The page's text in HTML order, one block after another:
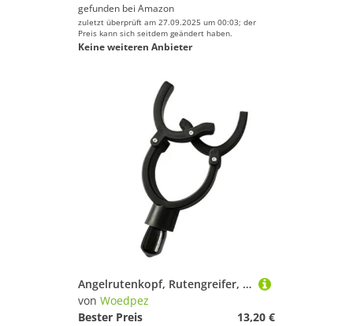
gefunden bei Amazon
zuletzt überprüft am 27.09.2025 um 00:03; der
Preis kann sich seitdem geändert haben.
Keine weiteren Anbieter
Angelrutenkopf, Rutengreifer, tragbare Auflage, Ständer für Damen und Herren, Angler, Angelrutengriff, Pod-Ständer
von Woedpez
Bester Preis
13,20 €